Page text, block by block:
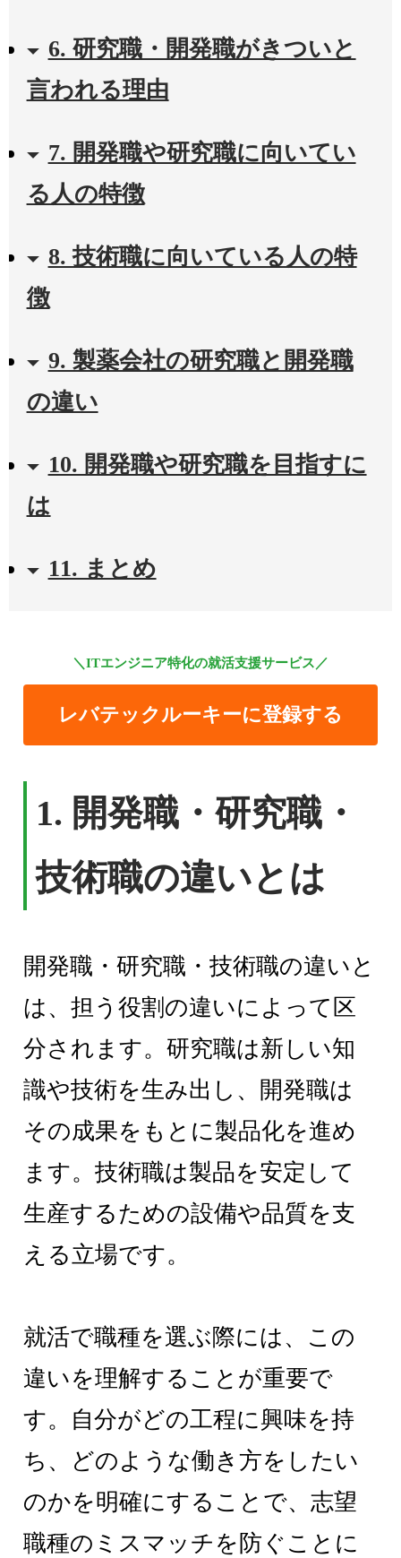
6. 研究職・開発職がきついと
言われる理由
7. 開発職や研究職に向いてい
る人の特徴
8. 技術職に向いている人の特
徴
9. 製薬会社の研究職と開発職
の違い
10. 開発職や研究職を目指すに
は
11. まとめ
＼ITエンジニア特化の就活支援サービス／
レバテックルーキーに登録する
1. 開発職・研究職・
技術職の違いとは
開発職・研究職・技術職の違いと
は、担う役割の違いによって区
分されます。研究職は新しい知
識や技術を生み出し、開発職は
その成果をもとに製品化を進め
ます。技術職は製品を安定して
生産するための設備や品質を支
える立場です。
就活で職種を選ぶ際には、この
違いを理解することが重要で
す。自分がどの工程に興味を持
ち、どのような働き方をしたい
のかを明確にすることで、志望
職種のミスマッチを防ぐことに